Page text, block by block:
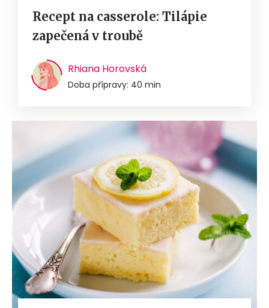
Recept na casserole: Tilápie
zapečená v troubě
Rhiana Horovská
Doba přípravy: 40 min